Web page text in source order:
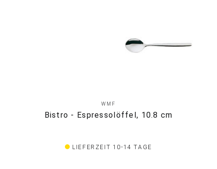
WMF
Bistro - Espressolöffel, 10.8 cm
LIEFERZEIT 10-14 TAGE